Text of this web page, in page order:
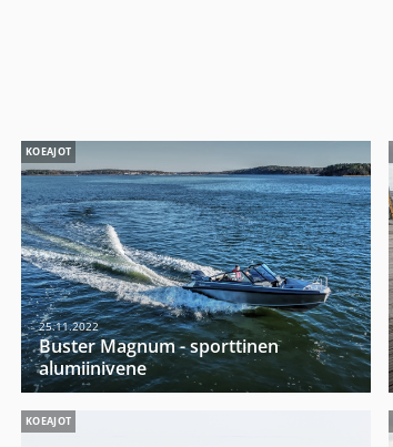
KOEAJOT
25.11.2022
Buster Magnum - sporttinen
alumiinivene
KOEAJOT